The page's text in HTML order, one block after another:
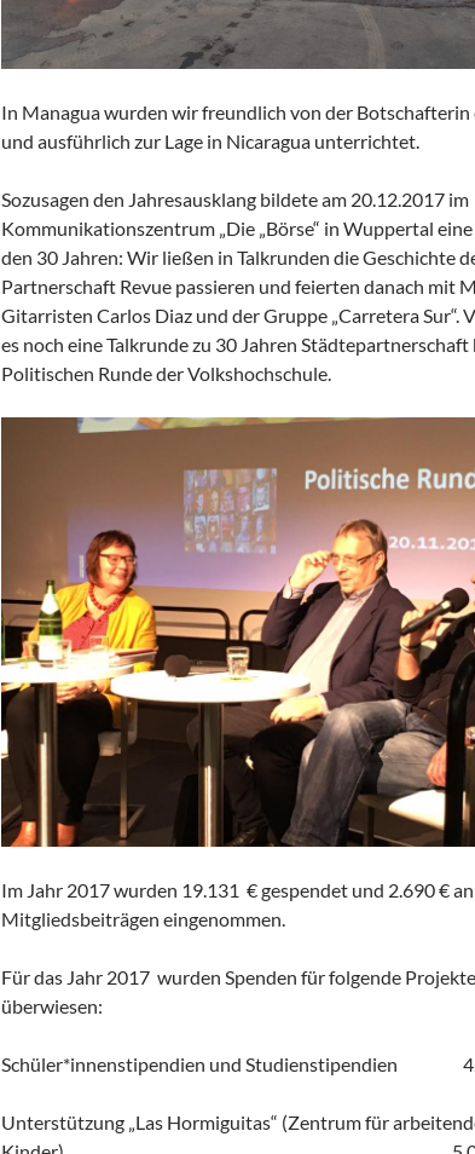
In Managua wurden wir freundlich von der Botschafterin
und ausführlich zur Lage in Nicaragua unterrichtet.
Sozusagen den Jahresausklang bildete am 20.12.2017 im
Kommunikationszentrum „Die „Börse“ in Wuppertal eine
den 30 Jahren: Wir ließen in Talkrunden die Geschichte
Partnerschaft Revue passieren und feierten danach mit
Gitarristen Carlos Diaz und der Gruppe „Carretera Sur“.
es noch eine Talkrunde zu 30 Jahren Städtepartnerschaft
Politischen Runde der Volkshochschule.
Im Jahr 2017 wurden 19.131 € gespendet und 2.690 € an
Mitgliedsbeiträgen eingenommen.
Für das Jahr 2017 wurden Spenden für folgende Projekte
überwiesen:
Schüler*innenstipendien und Studienstipendien
Unterstützung „Las Hormiguitas“ (Zentrum für